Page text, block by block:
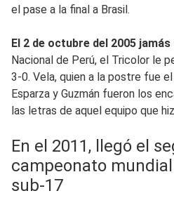
el pase a la final a Brasil.
El 2 de octubre del 2005 jamás
Nacional de Perú, el Tricolor le
3-0. Vela, quien a la postre fue
Esparza y Guzmán fueron los
las letras de aquel equipo que
En el 2011, llegó el
campeonato
sub-17